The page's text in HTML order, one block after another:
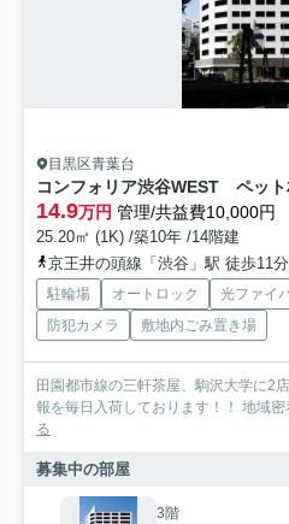
目黒区青葉台
14.9万円 管理/共益費10,000円
25.20㎡ (1K) /築10年 /14階建
京王井の頭線「渋谷」駅 徒歩11分
駐輪場 オートロック 光ファイ
防犯カメラ
敷地内ごみ置き場
田園都市線の三軒茶屋、駒沢大学に2
報を毎日入荷しております！！ 地域
る
募集中の部屋
3階